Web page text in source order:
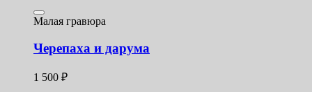
Малая гравюра
Черепаха и дарума
1 500 ₽